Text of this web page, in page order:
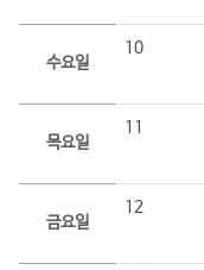
수요일
10
목요일
11
금요일
12